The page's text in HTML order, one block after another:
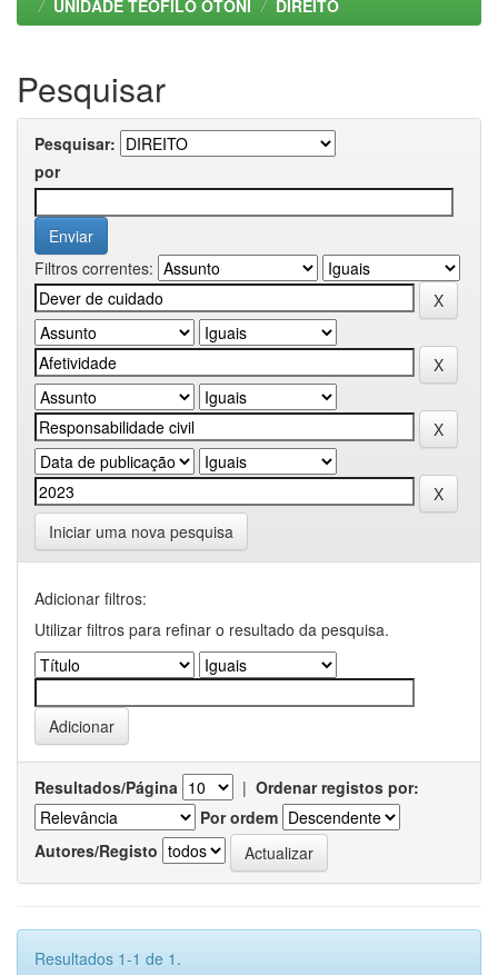
UNIDADE TEOFILO OTONI
DIREITO
Pesquisar
Pesquisar:
por
Filtros correntes:
Iniciar uma nova pesquisa
Adicionar filtros:
Utilizar filtros para refinar o resultado da pesquisa.
Resultados/Página | Ordenar registos por:
Por ordem
Autores/Registo
Resultados 1-1 de 1.